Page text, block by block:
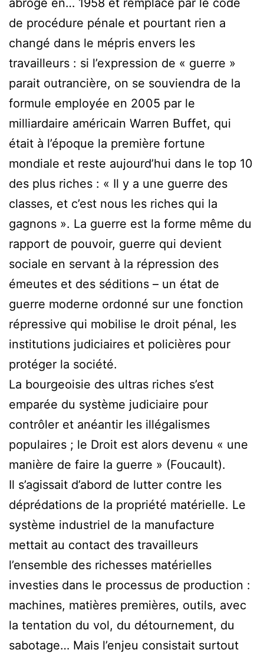
de procédure pénale et pourtant rien a
changé dans le mépris envers les
travailleurs : si l’expression de « guerre »
parait outrancière, on se souviendra de la
formule employée en 2005 par le
milliardaire américain Warren Buffet, qui
était à l’époque la première fortune
mondiale et reste aujourd’hui dans le top 10
des plus riches : « Il y a une guerre des
classes, et c’est nous les riches qui la
gagnons ». La guerre est la forme même du
rapport de pouvoir, guerre qui devient
sociale en servant à la répression des
émeutes et des séditions – un état de
guerre moderne ordonné sur une fonction
répressive qui mobilise le droit pénal, les
institutions judiciaires et policières pour
protéger la société.
La bourgeoisie des ultras riches s’est
emparée du système judiciaire pour
contrôler et anéantir les illégalismes
populaires ; le Droit est alors devenu « une
manière de faire la guerre » (Foucault).
Il s’agissait d’abord de lutter contre les
déprédations de la propriété matérielle. Le
système industriel de la manufacture
mettait au contact des travailleurs
l’ensemble des richesses matérielles
investies dans le processus de production :
machines, matières premières, outils, avec
la tentation du vol, du détournement, du
sabotage… Mais l’enjeu consistait surtout